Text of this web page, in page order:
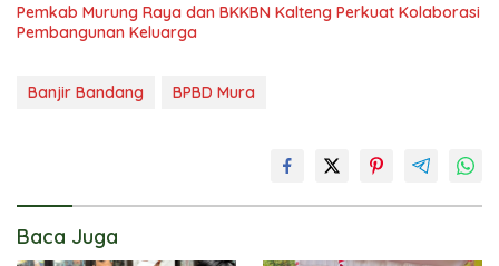
Pemkab Murung Raya dan BKKBN Kalteng Perkuat Kolaborasi
Pembangunan Keluarga
Banjir Bandang BPBD Mura
Baca Juga